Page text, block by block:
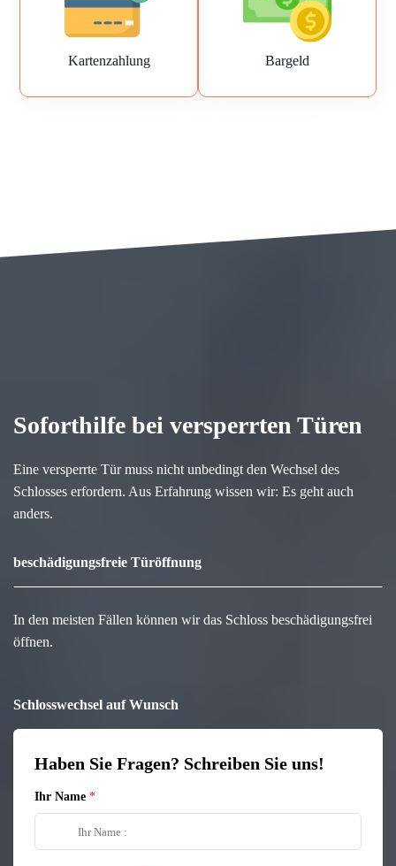
Kartenzahlung Bargeld
Soforthilfe bei versperrten Türen
Eine versperrte Tür muss nicht unbedingt den Wechsel des
Schlosses erfordern. Aus Erfahrung wissen wir: Es geht auch
anders.
beschädigungsfreie Türöffnung
In den meisten Fällen können wir das Schloss beschädigungsfrei
öffnen.
Schlosswechsel auf Wunsch
Haben Sie Fragen? Schreiben Sie uns!
Ihr Name